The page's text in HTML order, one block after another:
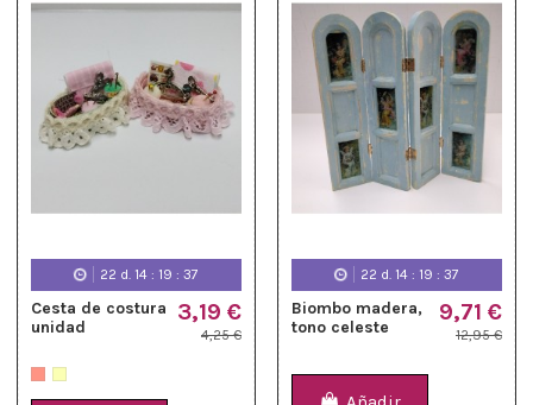
22d. 14: 19: 36
Cesta de costura
unidad
3,19 €
4,25 €
22d. 14: 19: 36
Biombo madera,
tono celeste
9,71 €
12,95 €